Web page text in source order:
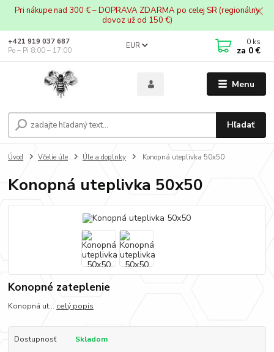
Pri nákupe nad 300 € – DOPRAVA ZDARMA po celej SR (regionálny
dovoz už od 150 €)
Menu
EUR
Hľadať
+421 919 037 687
Po – Pi 8:00 – 17:00
0 ks
za 0 €
Úvod Včelie úle Úle a doplnky Konopná uteplivka 50x50
Konopná uteplivka 50x50
Konopné zateplenie
Konopná ut... celý popis
Dostupnosť Skladom